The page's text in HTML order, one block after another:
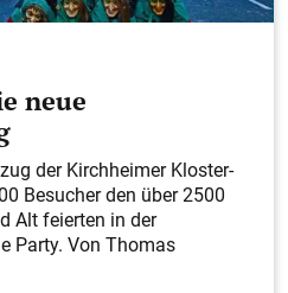
neue
der Kirchheimer Kloster-
Besucher den über 2500
Alt feierten in der
Party. Von Thomas